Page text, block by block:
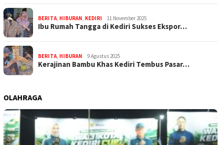
BERITA HIBURAN KEDIRI 11 November 2025
Ibu Rumah Tangga di Kediri Sukses Ekspor…
BERITA HIBURAN 9 Agustus 2025
Kerajinan Bambu Khas Kediri Tembus Pasar…
OLAHRAGA